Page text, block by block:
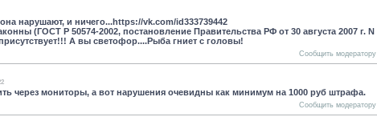
нарушают, и ничего...https://vk.com/id333739442
(ГОСТ Р 50574-2002, постановление Правительства РФ от 30 августа 2007 г. N
А вы светофор....Рыба гниет с головы!
Сообщить модератору
через мониторы, а вот нарушения очевидны как минимум на 1000 руб штрафа.
Сообщить модератору